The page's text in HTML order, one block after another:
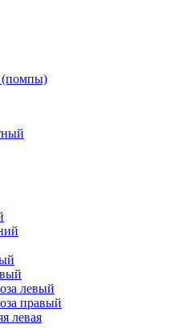
(помпы)
левый
правый
левая